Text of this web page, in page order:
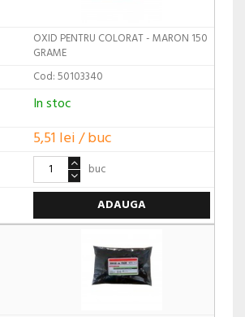
OXID PENTRU COLORAT - MARON 150
GRAME
Cod: 50103340
In stoc
5,51 lei / buc
buc
ADAUGA